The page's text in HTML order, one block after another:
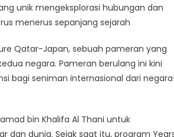
unik mengeksplorasi hubungan dan
menerus sepanjang sejarah
Qatar-Japan, sebuah pameran yang
negara. Pameran berulang ini kini
bagi seniman internasional dari
bin Khalifa Al Thani untuk
dan dunia. Sejak saat itu, program